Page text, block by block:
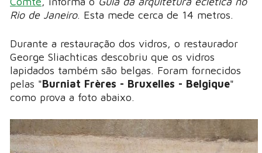
Rio de Janeiro. Esta mede cerca de 14 metros.
Durante a restauração dos vidros, o restaurador
George Sliachticas descobriu que os vidros
lapidados também são belgas. Foram fornecidos
pelas "Burniat Frères - Bruxelles - Belgique"
como prova a foto abaixo.